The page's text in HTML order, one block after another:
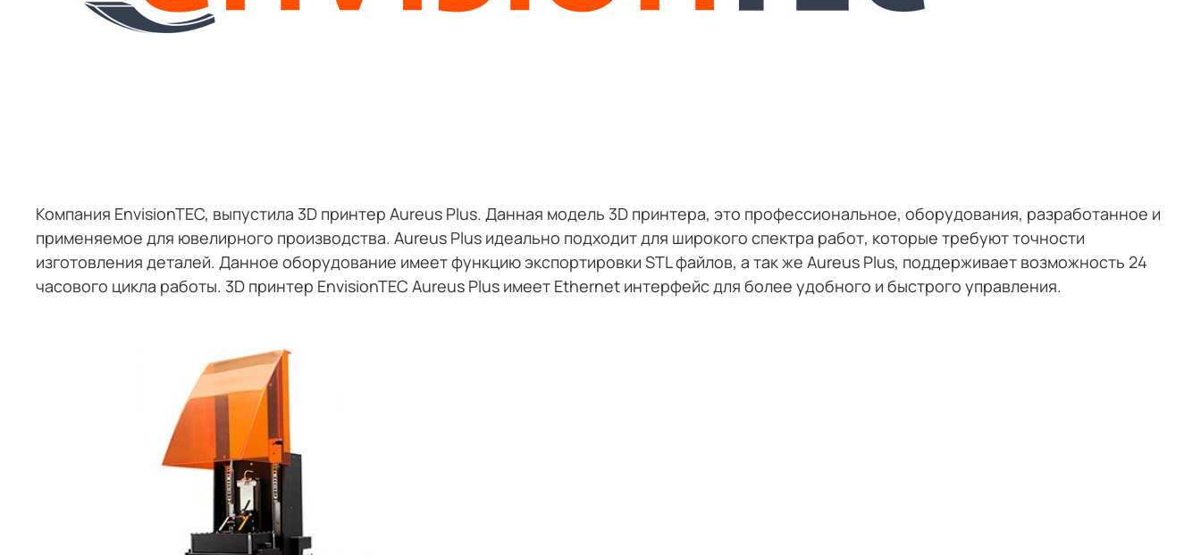
Компания EnvisionTEC, выпустила 3D принтер Aureus Plus. Данная модель 3D принтера, это профессиональное, оборудования, разработанное и
применяемое для ювелирного производства. Aureus Plus идеально подходит для широкого спектра работ, которые требуют точности
изготовления деталей. Данное оборудование имеет функцию экспортировки STL файлов, а так же Aureus Plus, поддерживает возможность 24
часового цикла работы. 3D принтер EnvisionTEC Aureus Plus имеет Ethernet интерфейс для более удобного и быстрого управления.